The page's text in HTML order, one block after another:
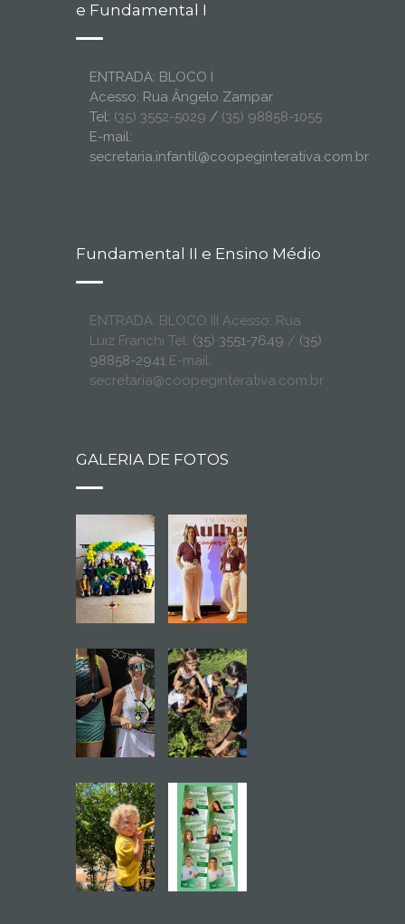
e Fundamental I
ENTRADA: BLOCO I
Acesso: Rua Ângelo Zampar
Tel: (35) 3552-5029 / (35) 98858-1055
E-mail:
secretaria.infantil@coopeginterativa.com.br
Fundamental II e Ensino Médio
ENTRADA: BLOCO III Acesso: Rua
Luiz Franchi Tel: (35) 3551-7649 / (35)
98858-2941 E-mail:
secretaria@coopeginterativa.com.br
GALERIA DE FOTOS